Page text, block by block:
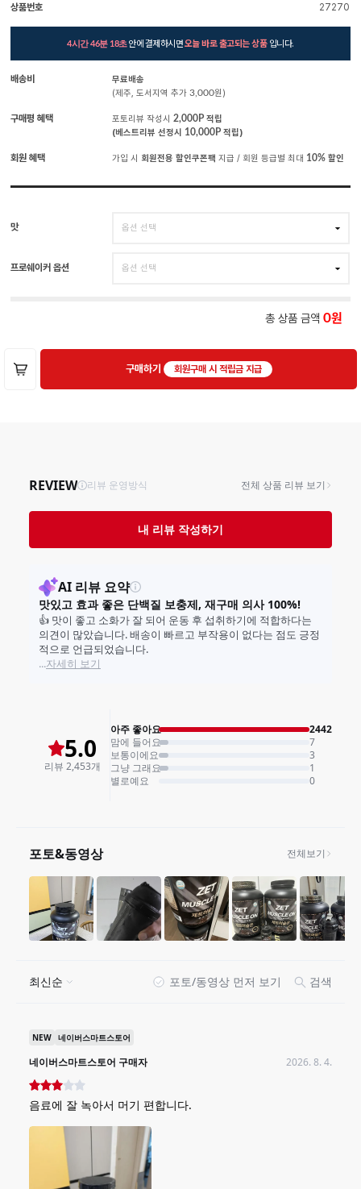
상품번호 27270
4시간 46분 17초안에 결제하시면오늘 바로 출고되는 상품입니다.
배송비
무료배송
(제주, 도서지역 추가 3,000원)
구매평 혜택 포토리뷰 작성시 2,000P적립
(베스트리뷰 선정시 10,000P적립)
회원 혜택 가입 시 회원전용 할인쿠폰팩 지급 / 회원 등급별 최대 10%할인
맛
프로쉐이커 옵션
총 상품 금액 0
구매하기 회원구매 시 적립금 지급